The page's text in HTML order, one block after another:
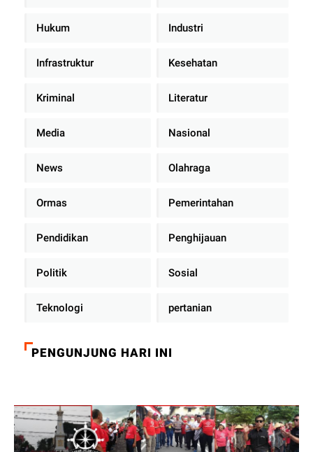
Hukum Industri
Infrastruktur Kesehatan
Kriminal Literatur
Media Nasional
News Olahraga
Ormas Pemerintahan
Pendidikan Penghijauan
Politik Sosial
Teknologi pertanian
PENGUNJUNG HARI INI